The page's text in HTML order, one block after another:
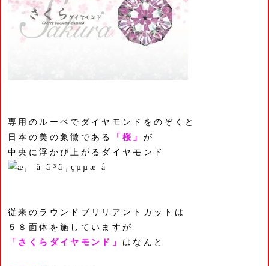
専用のルーペでダイヤモンドをのぞくと
日本の美の象徴である
「桜」 が
中央に浮かび上がるダイヤモンド
従来のラウンドブリリアントカットは
５８面体を施していますが
「さくらダイヤモンド」 はなんと